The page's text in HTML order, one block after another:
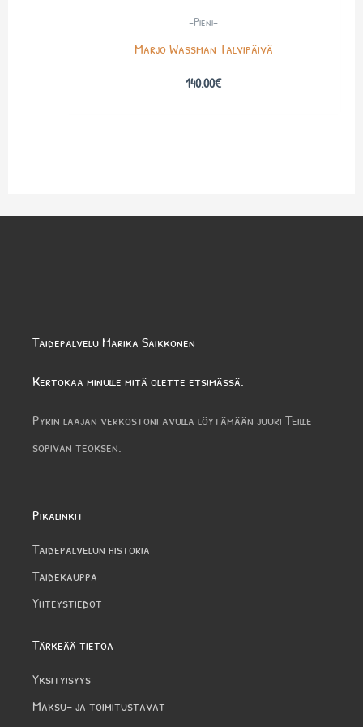
-Pieni-
Marjo Wassman Talvipäivä
140.00€
Taidepalvelu Marika Saikkonen
Kertokaa minulle mitä olette etsimässä.
Pyrin laajan verkostoni avulla löytämään juuri Teille
sopivan teoksen.
Pikalinkit
Taidepalvelun historia
Taidekauppa
Yhteystiedot
Tärkeää tietoa
Yksityisyys
Maksu- ja toimitustavat